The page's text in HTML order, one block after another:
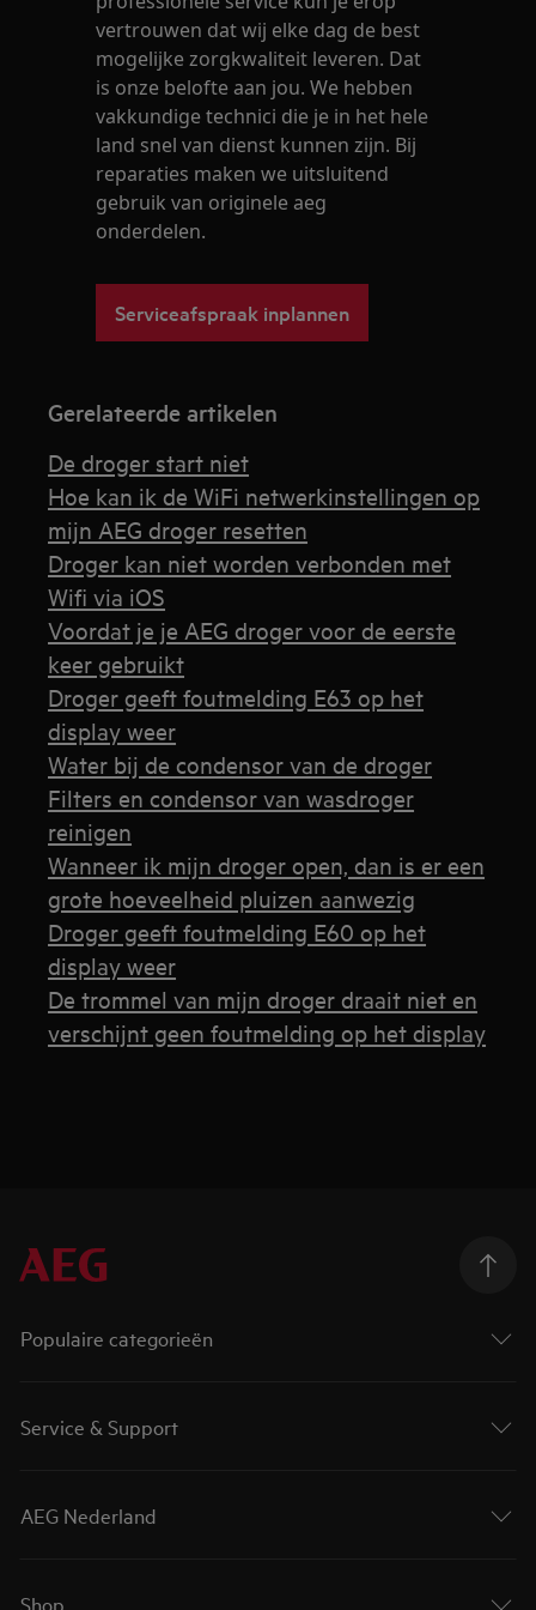
vertrouwen dat wij elke dag de best
mogelijke zorgkwaliteit leveren. Dat
is onze belofte aan jou. We hebben
vakkundige technici die je in het hele
land snel van dienst kunnen zijn. Bij
reparaties maken we uitsluitend
gebruik van originele aeg
onderdelen.
Serviceafspraak inplannen
Gerelateerde artikelen
De droger start niet
Hoe kan ik de WiFi netwerkinstellingen op
mijn AEG droger resetten
Droger kan niet worden verbonden met
Wifi via iOS
Voordat je je AEG droger voor de eerste
keer gebruikt
Droger geeft foutmelding E63 op het
display weer
Water bij de condensor van de droger
Filters en condensor van wasdroger
reinigen
Wanneer ik mijn droger open, dan is er een
grote hoeveelheid pluizen aanwezig
Droger geeft foutmelding E60 op het
display weer
De trommel van mijn droger draait niet en
verschijnt geen foutmelding op het display
Populaire categorieën
Service & Support
AEG Nederland
Shop